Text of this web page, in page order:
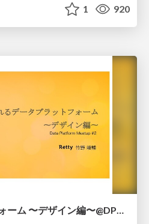
1 920